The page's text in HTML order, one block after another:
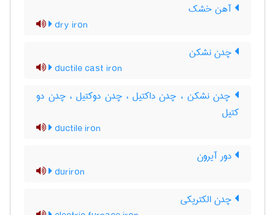
آهن خشک
dry iron
چدن نشکن
ductile cast iron
چدن نشکن ، چدن داکتیل ، چدن دوکتیل ، چدن دو
کتیل
ductile iron
دور آیرون
duriron
چدن الکتریکی